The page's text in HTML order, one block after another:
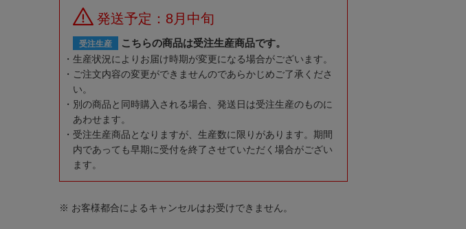
発送予定：8月中旬
受注生産 こちらの商品は受注生産商品です。
生産状況によりお届け時期が変更になる場合がございます。
ご注文内容の変更ができませんのであらかじめご了承くださ
い。
別の商品と同時購入される場合、発送日は受注生産のものに
あわせます。
受注生産商品となりますが、生産数に限りがあります。期間
内であっても早期に受付を終了させていただく場合がござい
ます。
※ お客様都合によるキャンセルはお受けできません。